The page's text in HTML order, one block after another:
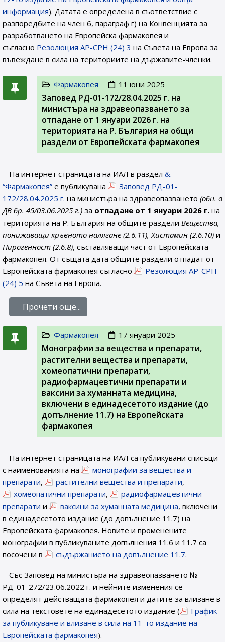
информация). Датата е определена в съответствие с
разпоредбите на член 6, параграф г) на Конвенцията за
разработването на Европейска фармакопея и
съгласно Резолюция AP-CPH (24) 3 на Съвета на Европа за
въвеждане в сила на териториите на държавите-членки.
Фармакопея 11 юни 2025
Заповед РД-01-172/28.04.2025 г. на
министъра на здравеопазването за
отпадане от 1 януари 2026 г. на
територията на Р. България на общи
раздели от Европейската фармакопея
На интернет страницата на ИАЛ в раздел
“Фармакопея” е публикувана
Заповед РД-01-
172/28.04.2025 г. на министъра на здравеопазването (обн. в
ДВ бр. 45/03.06.2025 г.) за отпадане от 1 януари 2026 г. на
територията на Р. България на общите раздели Вещества,
понижаващи кръвното налягане (2.6.11), Хистамин (2.6.10) и
Пирогенност (2.6.8), съставляващи част от Европейската
фармакопея. От същата дата общите раздели отпадат от
Европейската фармакопея съгласно
Резолюция AP-CPH
(24) 5 на Съвета на Европа.
Прочети още...
Фармакопея 17 януари 2025
Монографии за вещества и препарати,
растителни вещества и препарати,
хомеопатични препарати,
радиофармацевтични препарати и
ваксини за хуманната медицина,
включени в единадесетото издание (до
допълнение 11.7) на Европейската
фармакопея
На интернет страницата на ИАЛ са публикувани списъци
с наименованията на
монографии за вещества и
препарати, растителни вещества и препарати,
хомеопатични препарати,
радиофармацевтични
препарати и ваксини за хуманната медицина, включени
в единадесетото издание (до допълнение 11.7) на
Европейската фармакопея. Новите и променените
монографии в публикуваните допълнения 11.6 и 11.7 са
посочени в
съдържанието на допълнение 11.7.
Със Заповед на министъра на здравеопазването №
РД-01-272/23.06.2022 г. и нейните изменения се
определят действащата фармакопея и датите за влизане в
сила на текстовете на единадесетото издание (
График
за публикуване и влизане в сила на 11-то издание на
Европейската фармакопея).